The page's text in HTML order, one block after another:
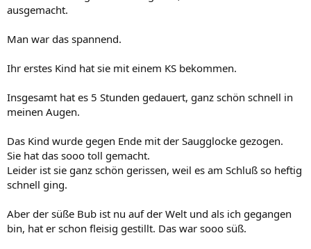
ausgemacht.
Man war das spannend.
Ihr erstes Kind hat sie mit einem KS bekommen.
Insgesamt hat es 5 Stunden gedauert, ganz schön schnell in
meinen Augen.
Das Kind wurde gegen Ende mit der Saugglocke gezogen.
Sie hat das sooo toll gemacht.
Leider ist sie ganz schön gerissen, weil es am Schluß so heftig
schnell ging.
Aber der süße Bub ist nu auf der Welt und als ich gegangen
bin, hat er schon fleisig gestillt. Das war sooo süß.